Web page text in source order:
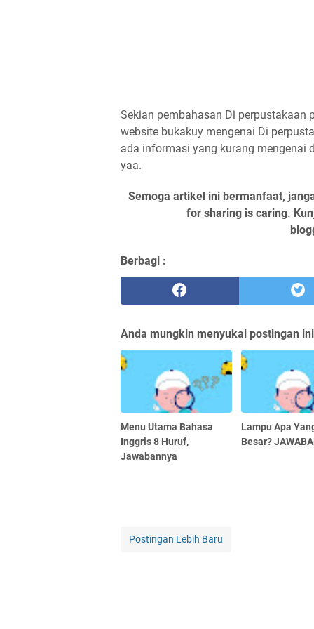
Sekian pembahasan Di
website bukakuy mengenai Di
ada informasi yang kurang mengenai
yaa.
Semoga artikel ini bermanfaat,
for sharing is caring.
Berbagi :
Anda mungkin menyukai postingan
Menu Utama Bahasa
Inggris 8 Huruf,
Jawabannya
Lampu Apa
Besar?
Postingan Lebih Baru